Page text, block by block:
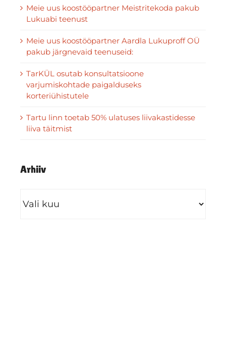
Meie uus koostööpartner Meistritekoda pakub
Lukuabi teenust
Meie uus koostööpartner Aardla Lukuproff OÜ
pakub järgnevaid teenuseid:
TarKÜL osutab konsultatsioone
varjumiskohtade paigalduseks
korteriühistutele
Tartu linn toetab 50% ulatuses liivakastidesse
liiva täitmist
Arhiiv